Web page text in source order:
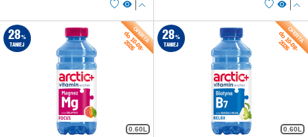
0.60L
do 10-08-
2026
28%
TANIEJ
0.60L
do 10-08-
2026
28%
TANIEJ